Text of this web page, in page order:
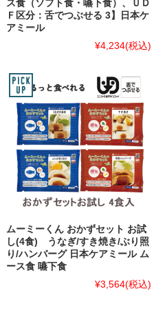
ス食（ソフト食・嚥下食）、ＵＤ
Ｆ区分：舌でつぶせる 3】日本ケ
アミール
¥4,234(税込)
ムーミーくん おかずセット お試
し(4食) うなぎ/すき焼き/ぶり照
り/ハンバーグ 日本ケアミール ム
ース食 嚥下食
¥3,564(税込)